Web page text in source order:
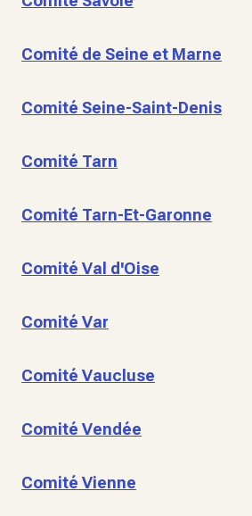
Comité de Seine et Marne
Comité Seine-Saint-Denis
Comité Tarn
Comité Tarn-Et-Garonne
Comité Val d'Oise
Comité Var
Comité Vaucluse
Comité Vendée
Comité Vienne